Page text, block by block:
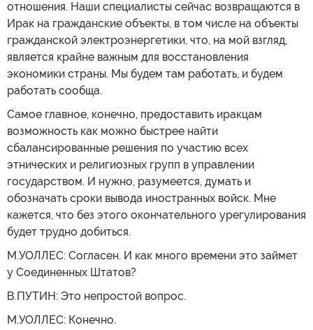
отношения. Наши специалисты сейчас возвращаются в
Ирак на гражданские объекты, в том числе на объекты
гражданской электроэнергетики, что, на мой взгляд,
является крайне важным для восстановления
экономики страны. Мы будем там работать, и будем
работать сообща.
Самое главное, конечно, предоставить иракцам
возможность как можно быстрее найти
сбалансированные решения по участию всех
этнических и религиозных групп в управлении
государством. И нужно, разумеется, думать и
обозначать сроки вывода иностранных войск. Мне
кажется, что без этого окончательного урегулирования
будет трудно добиться.
М.УОЛЛЕС: Согласен. И как много времени это займет
у Соединенных Штатов?
В.ПУТИН: Это непростой вопрос.
М.УОЛЛЕС: Конечно.